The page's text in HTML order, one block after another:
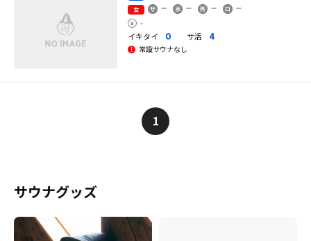
女
-
イキタイ
0 サ活
4
常設サウナなし
1
サウナグッズ